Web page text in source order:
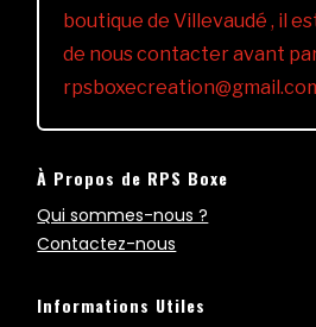
boutique de Villevaudé , il
de nous contacter avant
À Propos de RPS Boxe
Qui sommes-nous ?
Contactez-nous
Informations Utiles